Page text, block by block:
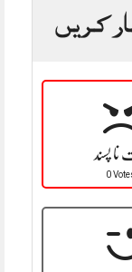
کریں
نا پسند
0